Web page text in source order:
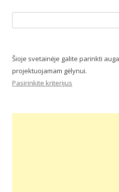
Šioje svetainėje galite parinkti
projektuojamam gėlynui.
Pasirinkite kriterijus